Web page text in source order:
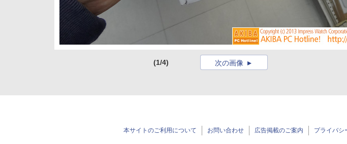
(1/4) 次の画像
本サイトのご利用について お問い合わせ 広告掲載のご案内 プライバシ